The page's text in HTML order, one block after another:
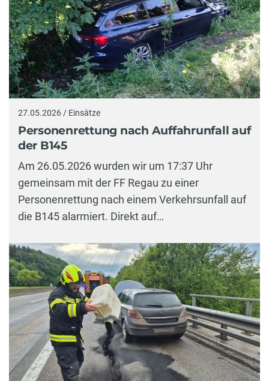
27.05.2026 / Einsätze
Personenrettung nach Auffahrunfall auf
der B145
Am 26.05.2026 wurden wir um 17:37 Uhr
gemeinsam mit der FF Regau zu einer
Personenrettung nach einem Verkehrsunfall auf
die B145 alarmiert. Direkt auf…